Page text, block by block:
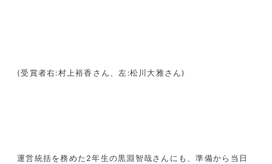
(受賞者右:村上裕香さん、左:松川大雅さん)
運営統括を務めた2年生の黒淵智哉さんにも、準備から当日